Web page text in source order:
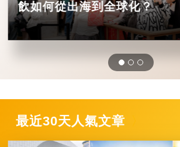
飲如何從出海到全球化？
最近30天人氣文章